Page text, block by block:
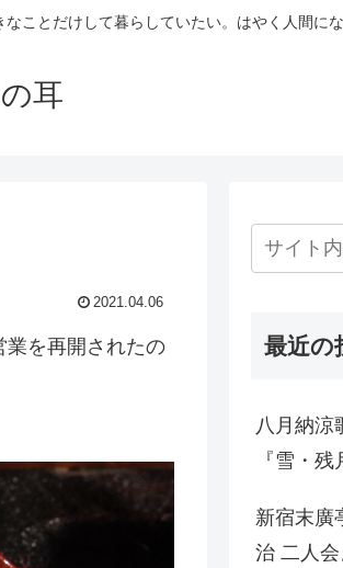
ことだけして暮らしていたい。はやく人間にな
耳
2021.04.06
業を再開されたの
最近の
八月納涼
『雪・
新宿末廣
治 二人